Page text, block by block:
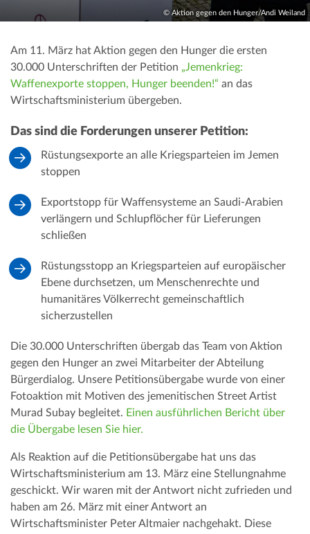
© Aktion gegen den Hunger/Andi Weiland
Am 11. März hat Aktion gegen den Hunger die ersten
30.000 Unterschriften der Petition „Jemenkrieg:
Waffenexporte stoppen, Hunger beenden!“ an das
Wirtschaftsministerium übergeben.
Das sind die Forderungen unserer Petition:
Rüstungsexporte an alle Kriegsparteien im Jemen
stoppen
Exportstopp für Waffensysteme an Saudi-Arabien
verlängern und Schlupflöcher für Lieferungen
schließen
Rüstungsstopp an Kriegsparteien auf europäischer
Ebene durchsetzen, um Menschenrechte und
humanitäres Völkerrecht gemeinschaftlich
sicherzustellen
Die 30.000 Unterschriften übergab das Team von Aktion
gegen den Hunger an zwei Mitarbeiter der Abteilung
Bürgerdialog. Unsere Petitionsübergabe wurde von einer
Fotoaktion mit Motiven des jemenitischen Street Artist
Murad Subay begleitet. Einen ausführlichen Bericht über
die Übergabe lesen Sie hier.
Als Reaktion auf die Petitionsübergabe hat uns das
Wirtschaftsministerium am 13. März eine Stellungnahme
geschickt. Wir waren mit der Antwort nicht zufrieden und
haben am 26. März mit einer Antwort an
Wirtschaftsminister Peter Altmaier nachgehakt. Diese